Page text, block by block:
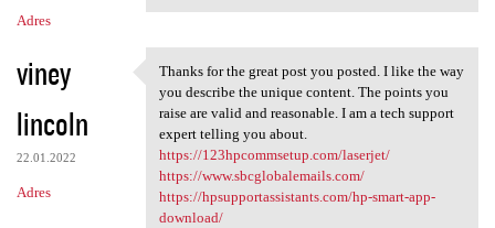
Adres
viney
lincoln
22.01.2022
Adres
Thanks for the great post you
Thanks for the great post you posted. I like the way
you describe the unique content. The points you
raise are valid and reasonable. I am a tech support
expert telling you about.
https://123hpcommsetup.com/laserjet/
https://www.sbcglobalemails.com/
https://hpsupportassistants.com/hp-smart-app-
download/